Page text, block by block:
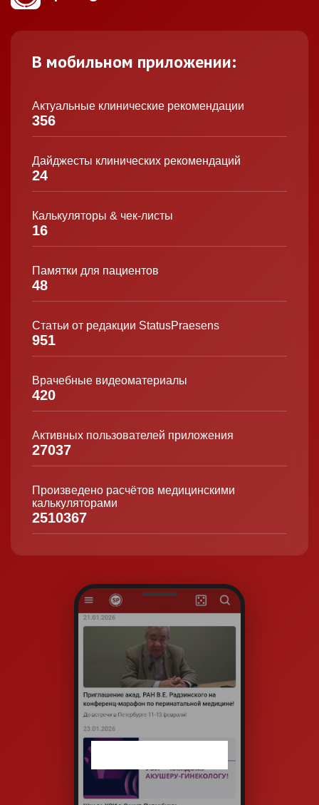
В мобильном приложении:
Актуальные клинические рекомендации
356
Дайджесты клинических рекомендаций
24
Калькуляторы & чек-листы
16
Памятки для пациентов
48
Статьи от редакции StatusPraesens
951
Врачебные видеоматериалы
420
Активных пользователей приложения
27037
Произведено расчётов медицинскими
калькуляторами
2510367